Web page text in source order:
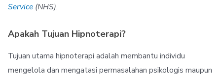
Service (NHS).
Apakah Tujuan Hipnoterapi?
Tujuan utama hipnoterapi adalah membantu individu
mengelola dan mengatasi permasalahan psikologis maupun